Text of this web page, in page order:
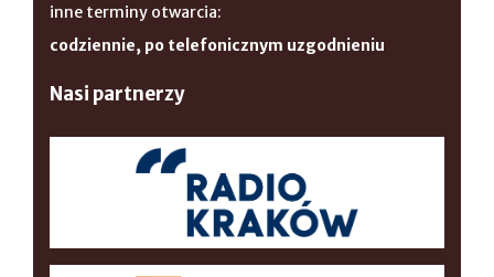
inne terminy otwarcia:
codziennie, po telefonicznym uzgodnieniu
Nasi partnerzy